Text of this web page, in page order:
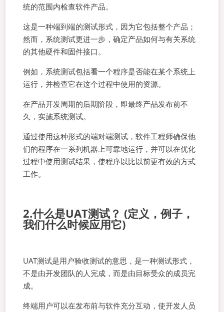
统的范围内检查软件产品。
这是一种端到端的测试形式，因为它包括整个产品；
然而，系统测试更进一步，确定产品如何与有关系统
的其他硬件和固件接口。
例如，系统测试包括看一个程序是否能在某个系统上
运行，并检查它在这个过程中使用的资源。
在产品开发周期的后期阶段，即最终产品发布前不
久，实施系统测试。
通过使用这种形式的端对端测试，软件工程师确保他
们的程序在一系列机器上可靠地运行，并可以在优化
过程中使用测试结果，使程序以比以前更有效的方式
工作。
2.什么是UAT测试？ (定义，例子，
我们什么时候应用它)
UAT测试是用户验收测试的意思，是一种测试形式，
不是由开发团队的人完成，而是由目标受众的成员完
成。
终端用户可以在发布前与软件充分互动，使开发人员